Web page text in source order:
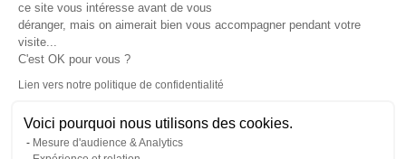
ce site vous intéresse avant de vous
déranger, mais on aimerait bien vous accompagner pendant votre
visite...
C'est OK pour vous ?
Lien vers notre politique de confidentialité
Voici pourquoi nous utilisons des cookies.
Mesure d'audience & Analytics
Modes de paiement acceptés